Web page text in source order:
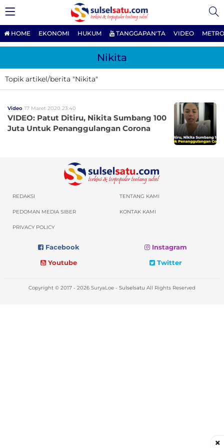
HOME EKONOMI HUKUM TANGGAPAN'TA VIDEO
Nikita
Topik artikel/berita "Nikita"
Video 17 Maret 2020 23:40
VIDEO: Patut Ditiru, Nikita Sumbang 100
Juta Untuk Penanggulangan Corona
REDAKSI TENTANG KAMI
PEDOMAN MEDIA SIBER KONTAK KAMI
PRIVACY POLICY
Facebook
Instagram
Youtube
Twitter
Copyright © 2017 - 2026 SuryaLoe - Sulselsatu All Rights Reserved
×